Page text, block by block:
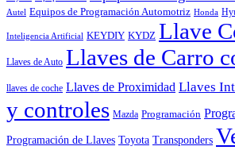
Autel Equipos de Programación Automotriz Honda
Inteligencia Artificial KEYDIY KYDZ Llave
Llaves de Auto Llaves de Carro
llaves de coche Llaves de Proximidad Llaves
y controles Mazda Programación
Programación de Llaves Toyota Transponders